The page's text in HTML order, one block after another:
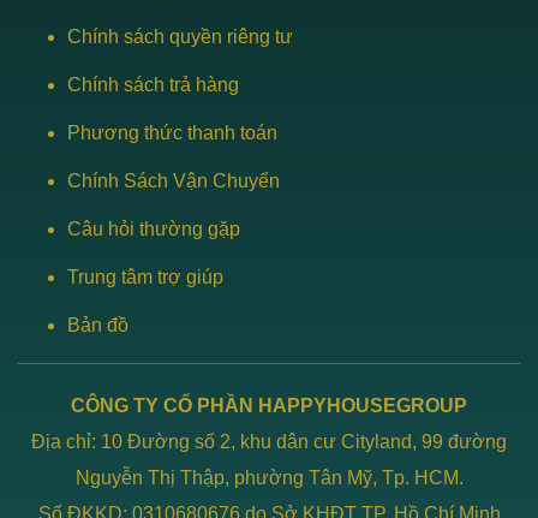
Chính sách quyền riêng tư
Chính sách trả hàng
Phương thức thanh toán
Chính Sách Vận Chuyển
Câu hỏi thường gặp
Trung tâm trợ giúp
Bản đồ
CÔNG TY CỔ PHẦN HAPPYHOUSEGROUP
Địa chỉ: 10 Đường số 2, khu dân cư Cityland, 99 đường
Nguyễn Thị Thập, phường Tân Mỹ, Tp. HCM.
Số ĐKKD: 0310680676 do Sở KHĐT TP. Hồ Chí Minh